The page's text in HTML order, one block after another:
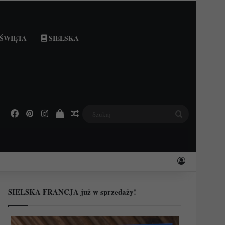
SIELSKA
Facebook
PinterestInstagramPodejrzyj swój koszyk
Losowy wpis
Zaloguj
SIELSKA FRANCJA już w sprzedaży!